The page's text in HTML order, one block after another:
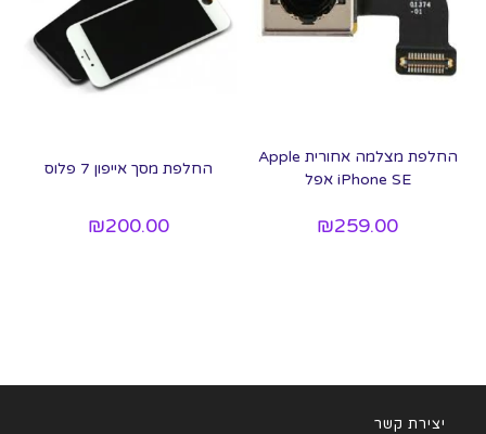
‏החלפת מצלמה אחורית Apple
iPhone SE אפל
₪259.00
החלפת מסך אייפון 7 פלוס
₪200.00
יצירת קשר